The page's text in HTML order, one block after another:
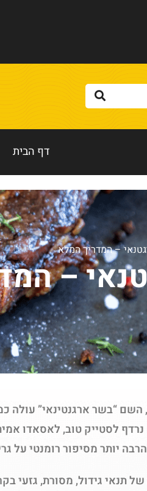
דף הבית
– המדריך המלא
–
“בשר ארגנטינאי” עולה
לסטייק טוב, לאסאדו
יותר מסיפור רומנטי על
תנאי גידול, מסורת, גזעי